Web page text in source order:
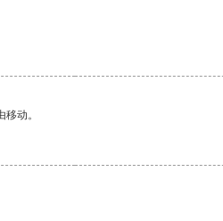
动。